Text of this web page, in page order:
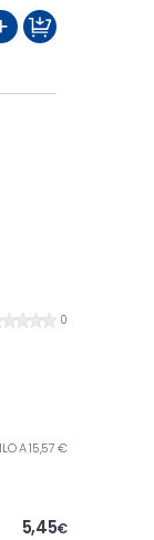
0
A 15,57 €
5,45€